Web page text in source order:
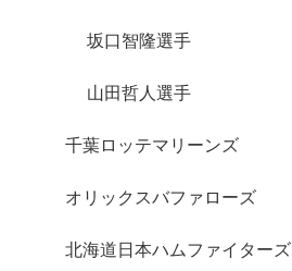
坂口智隆選手
山田哲人選手
千葉ロッテマリーンズ
オリックスバファローズ
北海道日本ハムファイターズ